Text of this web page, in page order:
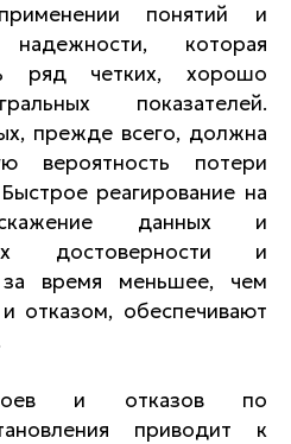
понятий и
которая
ряд четких, хорошо
показателей.
прежде всего, должна
вероятность потери
реагирование на
данных и
достоверности и
за время меньшее, чем
отказом, обеспечивают
и отказов по
приводит к